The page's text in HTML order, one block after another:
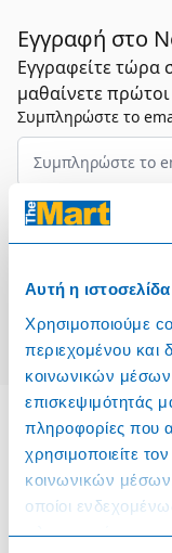
Αυτή η
Χρησιμοποιούμε
περιεχομένου και
κοινωνικών
επισκεψιμότητάς
πληροφορίες που
χρησιμοποιείτε
κοινωνικών
οποίοι
πληροφορίες που
Εγγραφή στο
Εγγραφείτε τώρα
μαθαίνετε
Συμπληρώστε το
Επιλέξτε τον τομέα
Πληροφορίες
Όροι &